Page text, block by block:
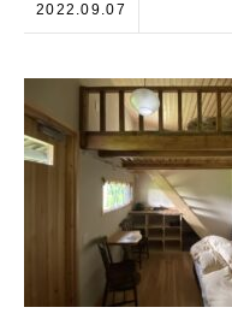
2022.09.07